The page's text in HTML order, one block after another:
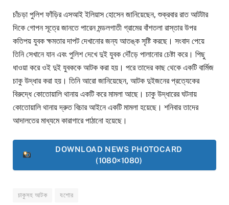
চাঁচড়া পুলিশ ফাঁড়ির এসআই ইলিয়াস হোসেন জানিয়েছেন, শুক্রবার রাত আটটার
দিকে গোপন সূত্রে জানতে পারেন মন্ডলগাতী গ্রামের বাঁশতলা রাস্তার উপর
কতিপয় যুবক ক্ষমতার দাপট দেখানোর জন্য আতঙ্ক সৃষ্টি করছে। সংবাদ পেয়ে
তিনি সেখানে যান এবং পুলিশ দেখে দুই যুবক দৌঁড়ে পালানোর চেষ্টা করে। পিছু
ধাওয়া করে ওই দুই যুবককে আটক করা হয়। পরে তাদের কাছ থেকে একটি বার্মিজ
চাকু উদ্ধার করা হয়। তিনি আরো জানিয়েছেন, আটক দুইজনের প্রত্যেকের
বিরুদ্ধে কোতোয়ালি থানায় একটি করে মামলা আছে। চাকু উদ্ধারের ঘটনায়
কোতোয়ালি থানায় দ্রুত বিচার আইনে একটি মামলা হয়েছে। শনিবার তাদের
আদালতের মাধ্যমে কারাগারে পাঠানো হয়েছে।
DOWNLOAD NEWS PHOTOCARD
(1080×1080)
চাকুসহ আটক যশোর